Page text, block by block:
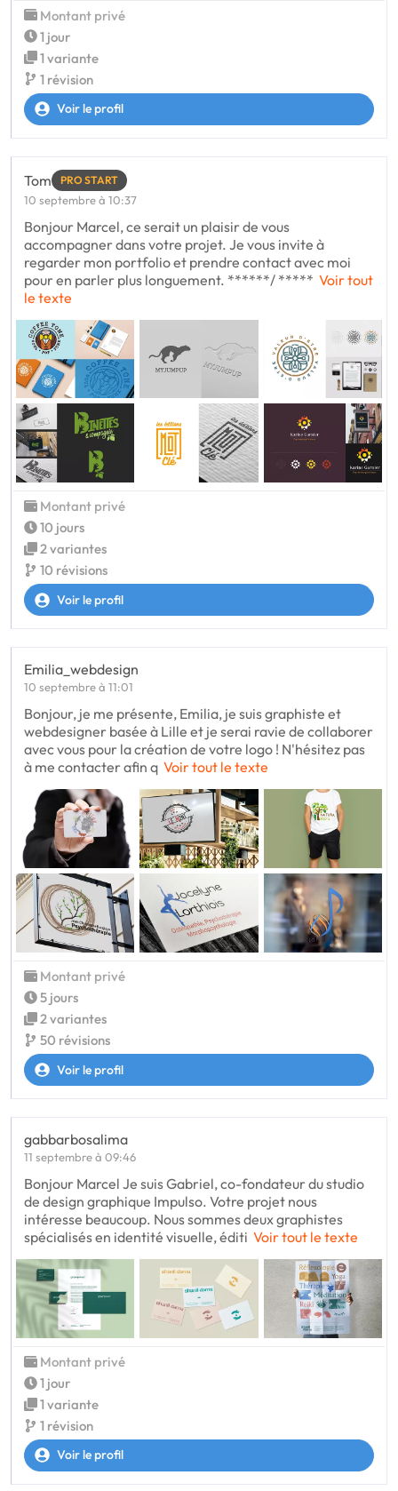
Montant privé
1 jour
1 variante
1 révision
Voir le profil
Tom PRO START
10 septembre à 10:37
Bonjour Marcel, ce serait un plaisir de vous
accompagner dans votre projet. Je vous invite à
regarder mon portfolio et prendre contact avec moi
pour en parler plus longuement. ******/ ***** Voir tout
le texte
Montant privé
10 jours
2 variantes
10 révisions
Voir le profil
Emilia_webdesign
10 septembre à 11:01
Bonjour, je me présente, Emilia, je suis graphiste et
webdesigner basée à Lille et je serai ravie de collaborer
avec vous pour la création de votre logo ! N'hésitez pas
à me contacter afin q Voir tout le texte
Montant privé
5 jours
2 variantes
50 révisions
Voir le profil
gabbarbosalima
11 septembre à 09:46
Bonjour Marcel Je suis Gabriel, co-fondateur du studio
de design graphique Impulso. Votre projet nous
intéresse beaucoup. Nous sommes deux graphistes
spécialisés en identité visuelle, éditi Voir tout le texte
Montant privé
1 jour
1 variante
1 révision
Voir le profil